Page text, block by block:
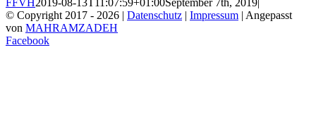
FFVH2019-08-13T11:07:59+01:00September 7th, 2019|
© Copyright 2017 - 2026 | Datenschutz | Impressum | Angepasst
von MAHRAMZADEH
Facebook